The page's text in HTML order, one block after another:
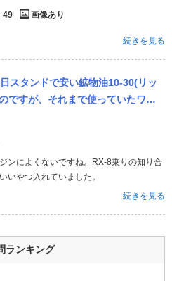
49 画像あり
続きを見る
スタンドで安い鉱物油10-30(リッ
ですが、それまで使っていたワコ
円)より音もうるさく...
ンによくないですね。RX-8乗りの知り合
いやつ入れていました。
続きを見る
ランキング